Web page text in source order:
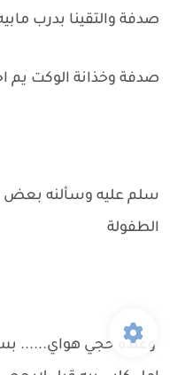
صدفة والتقينا بدرب
صدفة وخذانة الوكت يم
سلم عليه وسألنه بعض
الطفولة
وعنده حجي